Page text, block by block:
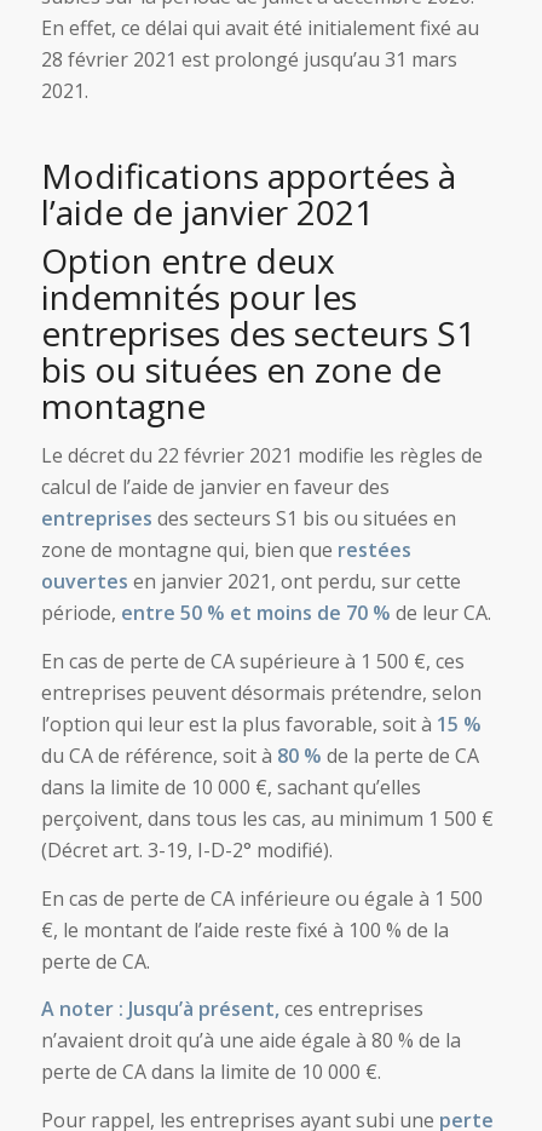
En effet, ce délai qui avait été initialement fixé au
28 février 2021 est prolongé jusqu’au 31 mars
2021.
Modifications apportées à
l’aide de janvier 2021
Option entre deux
indemnités pour les
entreprises des secteurs S1
bis ou situées en zone de
montagne
Le décret du 22 février 2021 modifie les règles de
calcul de l’aide de janvier en faveur des
entreprises des secteurs S1 bis ou situées en
zone de montagne qui, bien que restées
ouvertes en janvier 2021, ont perdu, sur cette
période, entre 50 % et moins de 70 % de leur CA.
En cas de perte de CA supérieure à 1 500 €, ces
entreprises peuvent désormais prétendre, selon
l’option qui leur est la plus favorable, soit à 15 %
du CA de référence, soit à 80 % de la perte de CA
dans la limite de 10 000 €, sachant qu’elles
perçoivent, dans tous les cas, au minimum 1 500 €
(Décret art. 3-19, I-D-2° modifié).
En cas de perte de CA inférieure ou égale à 1 500
€, le montant de l’aide reste fixé à 100 % de la
perte de CA.
A noter : Jusqu’à présent,ces entreprises
n’avaient droit qu’à une aide égale à 80 % de la
perte de CA dans la limite de 10 000 €.
Pour rappel, les entreprises ayant subi une perte